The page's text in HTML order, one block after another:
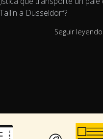
a Düsseldorf?
Seguir